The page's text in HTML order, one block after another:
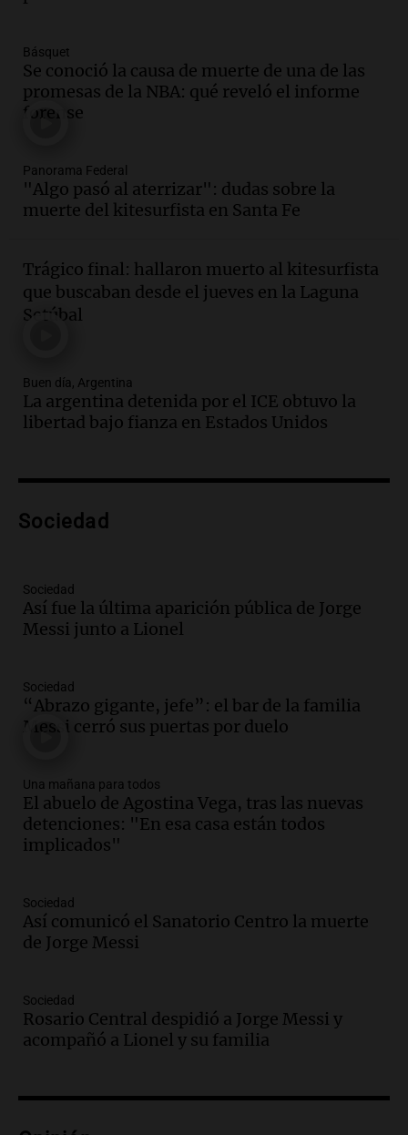
Audio.El abuelo de Agostina Vega, tras
las nuevas detenciones: "En esa casa
todos tenían algo que ver"
Una mañana para todos
Audio.Jorge Roni Vargas habla del
crecimiento futbolístico de su hijo en el
Barcelona y su futuro
Audio.Nutricionista derribó el mito del
desayuno ideal: ¿ qué alimentos
conviene priorizar cada día ?
Audio.Detenidos relacionados con el
caso Barreler se amplían según familia
de la víctima
del oficialismo en el Congreso: El
Episodios
Audio.Murió Jorge Messi
Audio.Mateo, a los 25 años, lucha
contra el tiempo: necesita un trasplante
Una mañana para todos
Episodios
Audio.Estiman que la inflación nacional
de julio será menor al 2,9% registrado
Episodios
Audio.El Senado provincial establece
protocolo contra ciberbullying y
Panorama Federal
Episodios
Audio. Desayuno ideal: nutrición
Panorama Federal
Episodios
Básquet
Se conoció la causa de muerte de una de las
promesas de la NBA: qué reveló el informe
forense
Panorama Federal
"Algo pasó al aterrizar": dudas sobre la
muerte del kitesurfista en Santa Fe
Trágico final: hallaron muerto al kitesurfista
que buscaban desde el jueves en la Laguna
Setúbal
Buen día, Argentina
La argentina detenida por el ICE obtuvo la
libertad bajo fianza en Estados Unidos
Sociedad
Sociedad
Así fue la última aparición pública de Jorge
Messi junto a Lionel
Sociedad
“Abrazo gigante, jefe”: el bar de la familia
Messi cerró sus puertas por duelo
Una mañana para todos
El abuelo de Agostina Vega, tras las nuevas
detenciones: "En esa casa están todos
implicados"
Sociedad
Así comunicó el Sanatorio Centro la muerte
de Jorge Messi
Sociedad
Rosario Central despidió a Jorge Messi y
acompañó a Lionel y su familia